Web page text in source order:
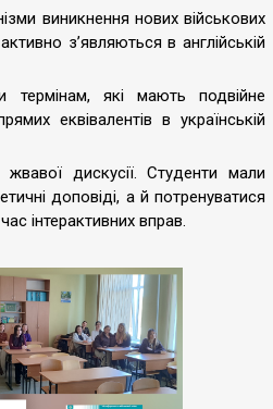
виникнення нових військових
з’являються в англійській
термінам, які мають подвійне
еквівалентів в українській
дискусії. Студенти мали
доповіді, а й потренуватися
інтерактивних вправ.